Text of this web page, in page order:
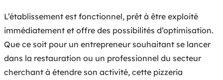
L’établissement est fonctionnel, prêt à être exploité
immédiatement et offre des possibilités d’optimisation.
Que ce soit pour un entrepreneur souhaitant se lancer
dans la restauration ou un professionnel du secteur
cherchant à étendre son activité, cette pizzeria